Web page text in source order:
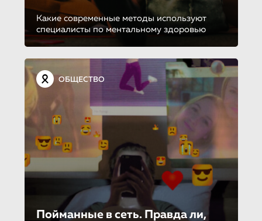
Какие современные методы используют
специалисты по ментальному здоровью
ОБЩЕСТВО
Пойманные в сеть. Правда ли,